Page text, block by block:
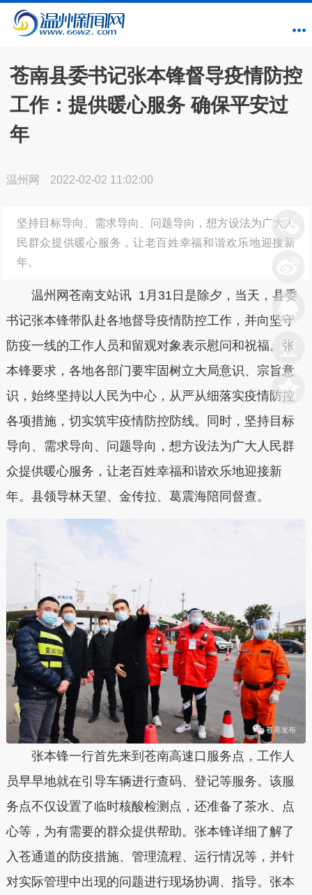
苍南县委书记张本锋督导疫情防控
工作：提供暖心服务 确保平安过
年
温州网 2022-02-02 11:02:00
坚持目标导向、需求导向、问题导向，想方设法为广大人
民群众提供暖心服务，让老百姓幸福和谐欢乐地迎接新
年。
温州网苍南支站讯 1月31日是除夕，当天，县委
书记张本锋带队赴各地督导疫情防控工作，并向坚守
防疫一线的工作人员和留观对象表示慰问和祝福。张
本锋要求，各地各部门要牢固树立大局意识、宗旨意
识，始终坚持以人民为中心，从严从细落实疫情防控
各项措施，切实筑牢疫情防控防线。同时，坚持目标
导向、需求导向、问题导向，想方设法为广大人民群
众提供暖心服务，让老百姓幸福和谐欢乐地迎接新
年。县领导林天望、金传拉、葛震海陪同督查。
张本锋一行首先来到苍南高速口服务点，工作人
员早早地就在引导车辆进行查码、登记等服务。该服
务点不仅设置了临时核酸检测点，还准备了茶水、点
心等，为有需要的群众提供帮助。张本锋详细了解了
入苍通道的防疫措施、管理流程、运行情况等，并针
对实际管理中出现的问题进行现场协调、指导。张本